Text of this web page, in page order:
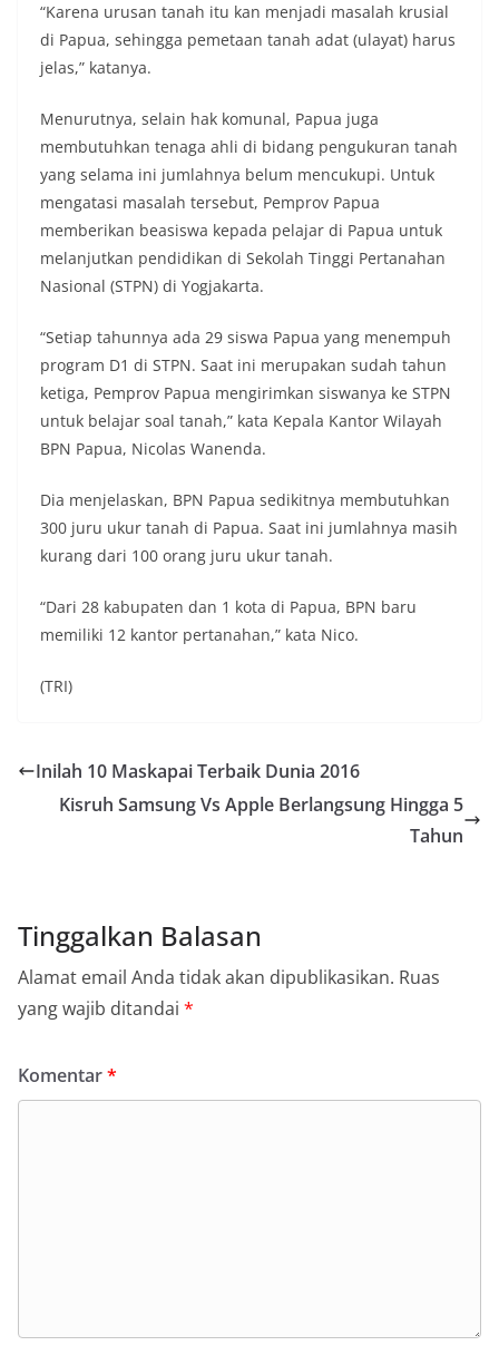
“Karena urusan tanah itu kan menjadi masalah krusial
di Papua, sehingga pemetaan tanah adat (ulayat) harus
jelas,” katanya.
Menurutnya, selain hak komunal, Papua juga
membutuhkan tenaga ahli di bidang pengukuran tanah
yang selama ini jumlahnya belum mencukupi. Untuk
mengatasi masalah tersebut, Pemprov Papua
memberikan beasiswa kepada pelajar di Papua untuk
melanjutkan pendidikan di Sekolah Tinggi Pertanahan
Nasional (STPN) di Yogjakarta.
“Setiap tahunnya ada 29 siswa Papua yang menempuh
program D1 di STPN. Saat ini merupakan sudah tahun
ketiga, Pemprov Papua mengirimkan siswanya ke STPN
untuk belajar soal tanah,” kata Kepala Kantor Wilayah
BPN Papua, Nicolas Wanenda.
Dia menjelaskan, BPN Papua sedikitnya membutuhkan
300 juru ukur tanah di Papua. Saat ini jumlahnya masih
kurang dari 100 orang juru ukur tanah.
“Dari 28 kabupaten dan 1 kota di Papua, BPN baru
memiliki 12 kantor pertanahan,” kata Nico.
(TRI)
Inilah 10 Maskapai Terbaik Dunia 2016
Kisruh Samsung Vs Apple Berlangsung Hingga 5
Tahun
Tinggalkan Balasan
Alamat email Anda tidak akan dipublikasikan. Ruas
yang wajib ditandai *
Komentar*